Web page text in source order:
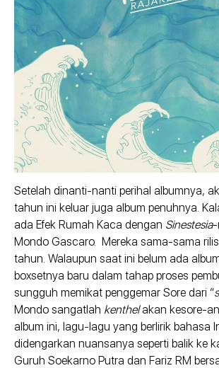
Setelah dinanti-nanti perihal albumnya,
tahun ini keluar juga album penuhnya.
ada Efek Rumah Kaca dengan Sinestesia-
Mondo Gascaro. Mereka sama-sama
tahun. Walaupun saat ini belum ada
boxsetnya baru dalam tahap proses
sungguh memikat penggemar Sore dari “
Mondo sangatlah kenthelakan kesore-
album ini, lagu-lagu yang berlirik bahasa
didengarkan nuansanya seperti balik ke
Guruh Soekarno Putra dan Fariz RM